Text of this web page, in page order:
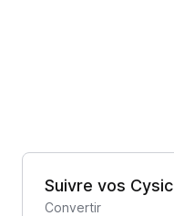
Suivre vos Cysic
Convertir